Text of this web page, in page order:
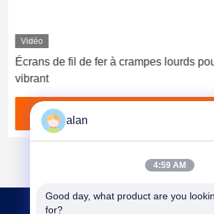
Vidéo
Écrans de fil de fer à crampes lourds
vibrant
Obtenez le meilleur prix
alan
4:59 AM
Good day, what product are you
for?